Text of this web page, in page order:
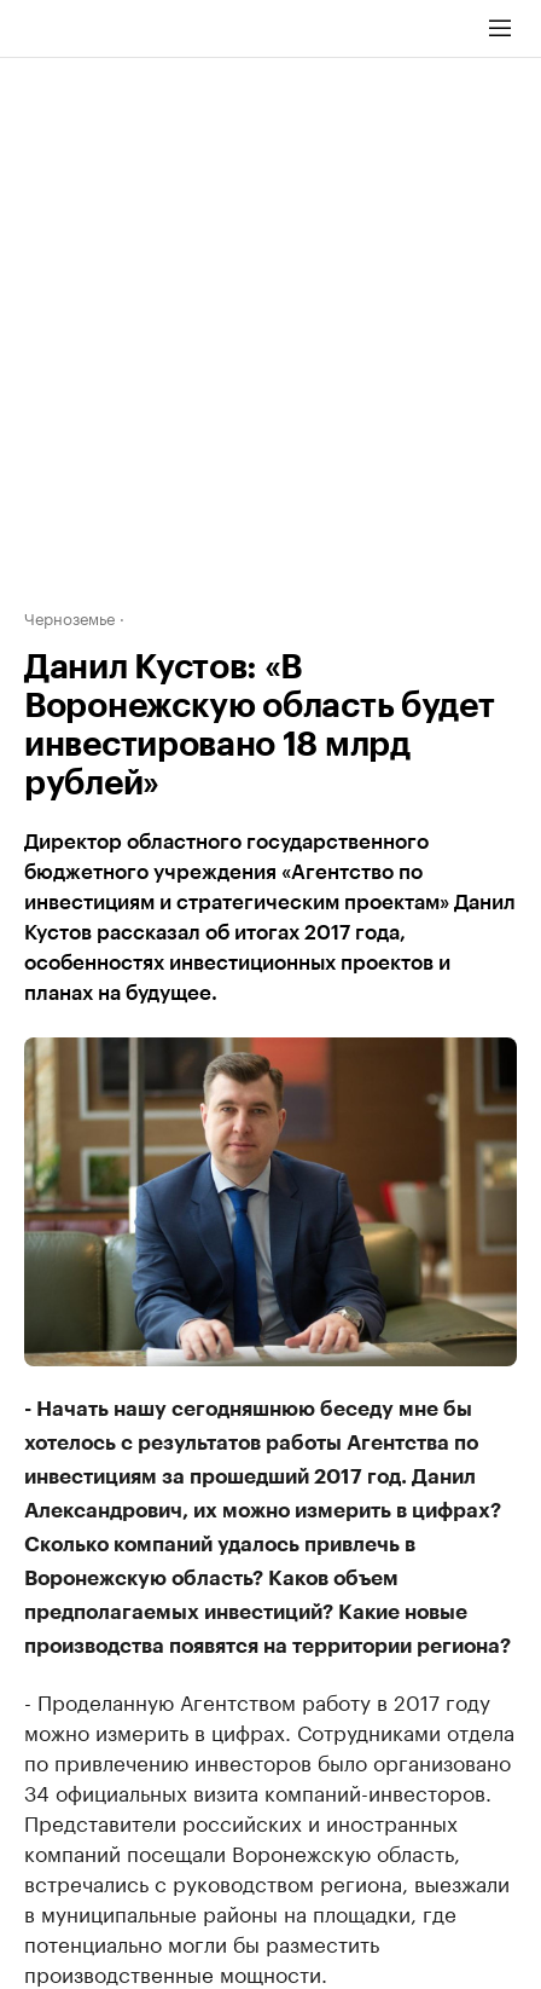
Черноземье
Данил Кустов: «В
Воронежскую область будет
инвестировано 18 млрд
рублей»
Директор областного государственного
бюджетного учреждения «Агентство по
инвестициям и стратегическим проектам» Данил
Кустов рассказал об итогах 2017 года,
особенностях инвестиционных проектов и
планах на будущее.
- Начать нашу сегодняшнюю беседу мне бы
хотелось с результатов работы Агентства по
инвестициям за прошедший 2017 год. Данил
Александрович, их можно измерить в цифрах?
Сколько компаний удалось привлечь в
Воронежскую область? Каков объем
предполагаемых инвестиций? Какие новые
производства появятся на территории региона?
- Проделанную Агентством работу в 2017 году
можно измерить в цифрах. Сотрудниками отдела
по привлечению инвесторов было организовано
34 официальных визита компаний-инвесторов.
Представители российских и иностранных
компаний посещали Воронежскую область,
встречались с руководством региона, выезжали
в муниципальные районы на площадки, где
потенциально могли бы разместить
производственные мощности.